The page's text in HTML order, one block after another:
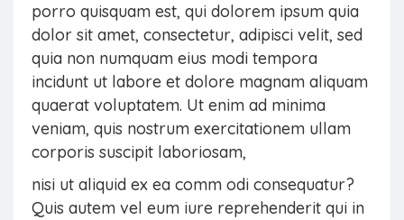
porro quisquam est, qui dolorem ipsum quia
dolor sit amet, consectetur, adipisci velit, sed
quia non numquam eius modi tempora
incidunt ut labore et dolore magnam aliquam
quaerat voluptatem. Ut enim ad minima
veniam, quis nostrum exercitationem ullam
corporis suscipit laboriosam,
nisi ut aliquid ex ea comm odi consequatur?
Quis autem vel eum iure reprehenderit qui in